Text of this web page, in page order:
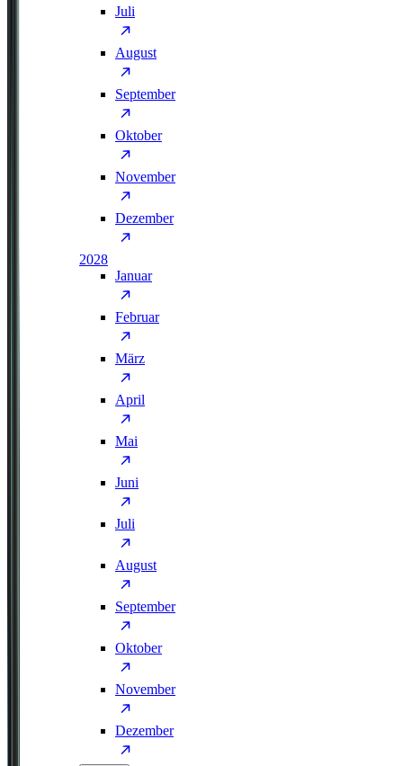
Juli
August
September
Oktober
November
Dezember
2028
Januar
Februar
März
April
Mai
Juni
Juli
August
September
Oktober
November
Dezember